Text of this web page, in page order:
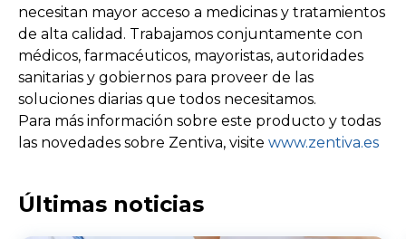
necesitan mayor acceso a medicinas y tratamientos
de alta calidad. Trabajamos conjuntamente con
médicos, farmacéuticos, mayoristas, autoridades
sanitarias y gobiernos para proveer de las
soluciones diarias que todos necesitamos.
Para más información sobre este producto y todas
las novedades sobre Zentiva, visite www.zentiva.es
Últimas noticias